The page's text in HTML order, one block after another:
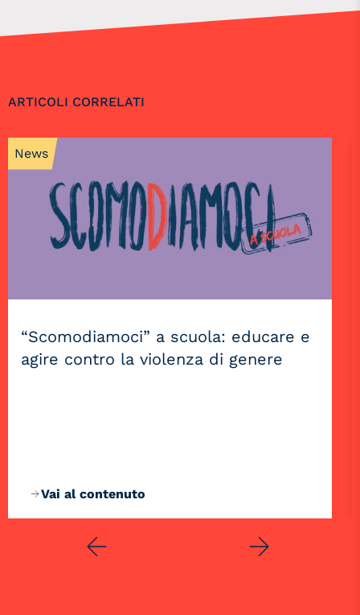
ARTICOLI CORRELATI
News
“Scomodiamoci” a scuola: educare e
agire contro la violenza di genere
Vai al contenuto